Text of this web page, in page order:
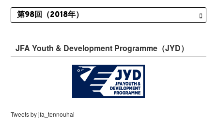
JFA Youth & Development Programme（JYD）
Tweets by jfa_tennouhai